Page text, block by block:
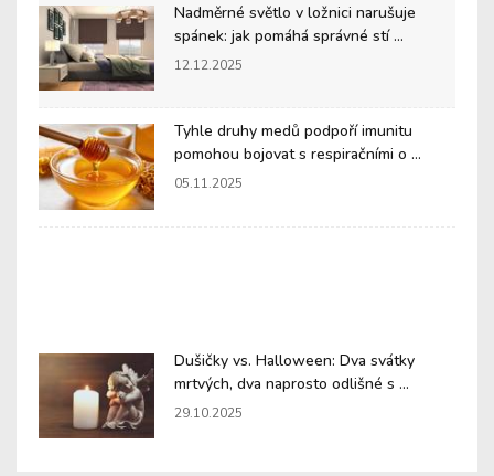
Nadměrné světlo v ložnici narušuje
spánek: jak pomáhá správné stí ...
12.12.2025
Tyhle druhy medů podpoří imunitu
pomohou bojovat s respiračními o ...
05.11.2025
Dušičky vs. Halloween: Dva svátky
mrtvých, dva naprosto odlišné s ...
29.10.2025